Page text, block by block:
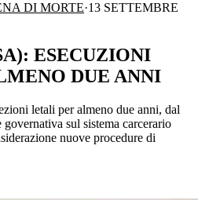
DI MORTE·13 SETTEMBRE
ESECUZIONI
DUE ANNI
letali per almeno due anni, dal
sul sistema carcerario
nuove procedure di